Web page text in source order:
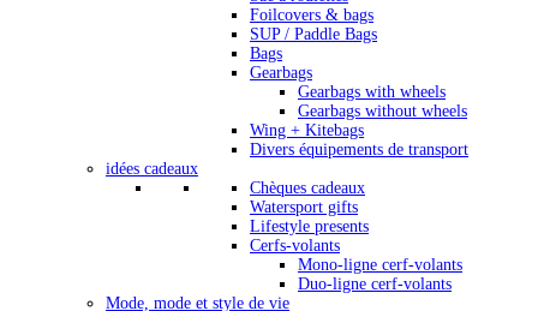
Foilcovers & bags
SUP / Paddle Bags
Bags
Gearbags
Gearbags with wheels
Gearbags without wheels
Wing + Kitebags
Divers équipements de transport
idées cadeaux
Chèques cadeaux
Watersport gifts
Lifestyle presents
Cerfs-volants
Mono-ligne cerf-volants
Duo-ligne cerf-volants
Mode, mode et style de vie